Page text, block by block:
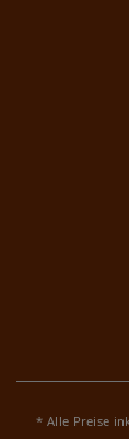
* Alle Preise